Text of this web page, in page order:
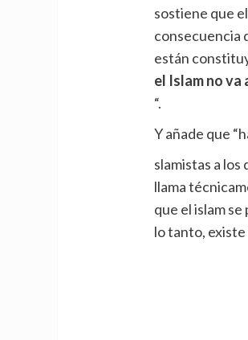
sostiene que
consecuencia
están
el Islam no
“.
Y añade que
slamistas a
llama
que el islam
lo tanto, existe